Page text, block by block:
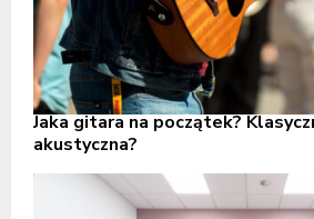
Jaka gitara na początek?
akustyczna?